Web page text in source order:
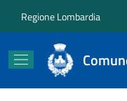
Regione Lombardia